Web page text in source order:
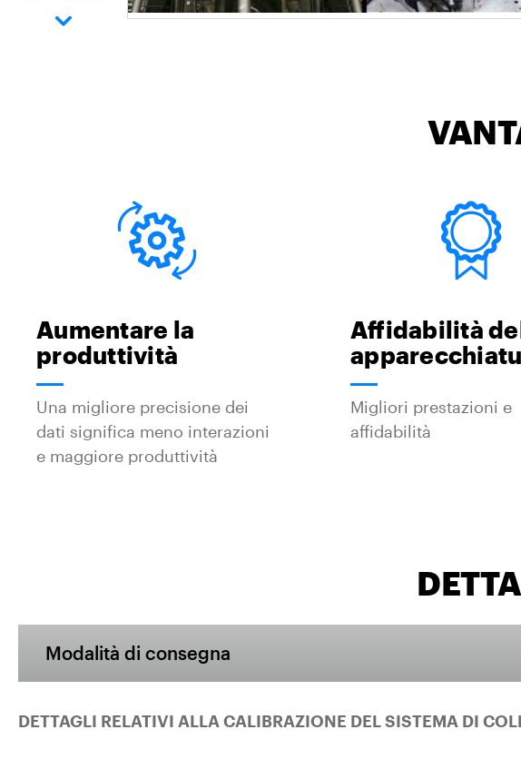
Aumentare la
produttività
Una migliore precisione dei
dati significa meno interazioni
e maggiore produttività
Affidabilità
Migliori prestazioni e
affidabilità
Modalità di consegna
DETTAGLI RELATIVI ALLA CALIBRAZIONE DEL SISTEMA DI